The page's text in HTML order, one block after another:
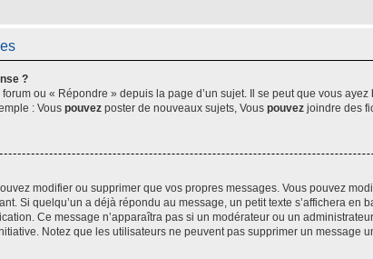
?
ou « Répondre » depuis la page d’un sujet. Il se peut que vous
: Vous pouvez poster de nouveaux sujets, Vous pouvez joindre des
modifier ou supprimer que vos propres messages. Vous pouvez
Si quelqu’un a déjà répondu au message, un petit texte s’affichera en
Ce message n’apparaîtra pas si un modérateur ou un
Notez que les utilisateurs ne peuvent pas supprimer un message